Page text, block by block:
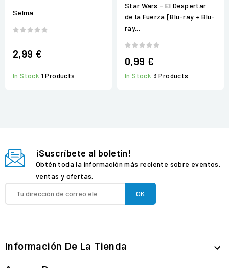
Selma
2,99 €
In Stock 1 Products
Star Wars - El Despertar
de la Fuerza [Blu-ray + Blu-
ray...
0,99 €
In Stock 3 Products
¡Suscríbete al boletín!
Obtén toda la información más reciente sobre eventos,
ventas y ofertas.
Información De La Tienda 